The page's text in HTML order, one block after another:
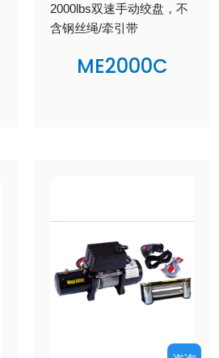
2000lbs双速手动绞盘，不
含钢丝绳/牵引带
ME2000C